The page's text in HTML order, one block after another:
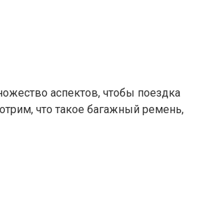
аспектов, чтобы поездка
что такое багажный ремень,